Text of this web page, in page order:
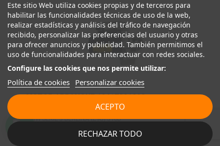
MOTOR ARRANQUE 12417801203
BMW SERIE 3 BERLINA (E90) 318D
12417801203
Este sitio Web utiliza cookies propias y de terceros para
habilitar las funcionalidades técnicas de uso de la web,
realizar estadísticas y análisis del tráfico de navegación
recibido, personalizar las preferencias del usuario y otras
para ofrecer anuncios y publicidad. También permitimos el
uso de funcionalidades para interactuar con redes sociales.
Configure las cookies que nos permite utilizar:
Política de cookies Personalizar cookies
RECHAZAR TODO
ACEPTO